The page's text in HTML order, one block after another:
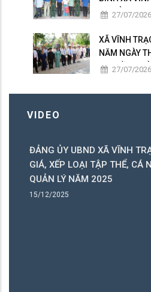
GIA ĐÌNH
27/07/2026
XÃ VĨNH
NĂM NGÀY
50 PHẦN
27/07/2026
VIDEO
ĐẢNG ỦY UBND XÃ VĨNH
GIÁ, XẾP LOẠI TẬP THỂ, CÁ
QUẢN LÝ NĂM 2025
15/12/2025